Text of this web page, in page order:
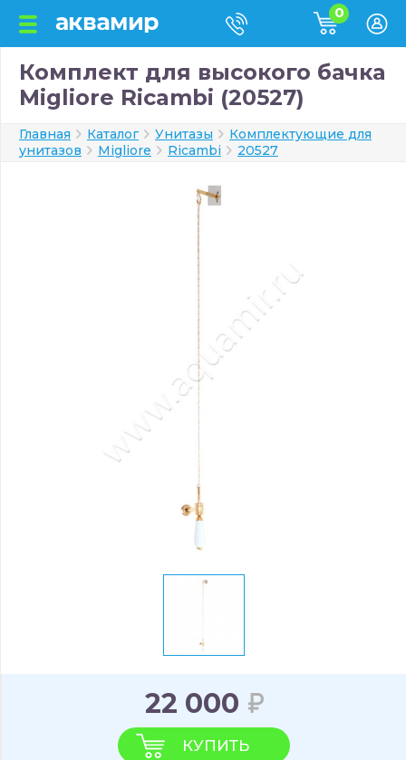
0
Комплект для высокого бачка
Migliore Ricambi (20527)
Главная Каталог Унитазы
Комплектующие для
унитазов
Migliore Ricambi 20527
22 000
КУПИТЬ